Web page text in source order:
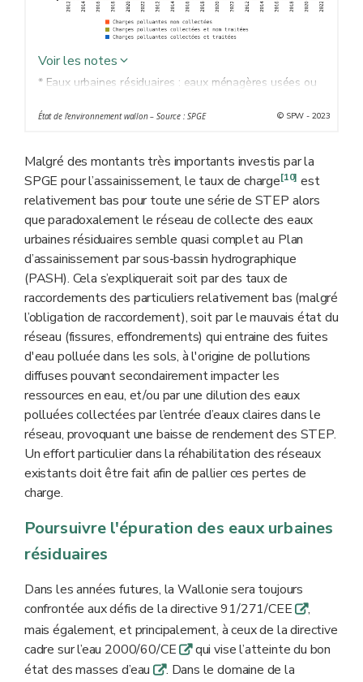
Voir les notes
* Eaux urbaines résiduaires : eaux ménagères usées ou
industrielles usées et/ou des eaux de ruissellement
*** Selon la directive 91/271/CEE
État de l'environnement wallon – Source : SPGE © SPW - 2023
Malgré des montants très importants investis par la
SPGE pour l’assainissement, le taux de charge[10] est
relativement bas pour toute une série de STEP alors
que paradoxalement le réseau de collecte des eaux
urbaines résiduaires semble quasi complet au Plan
d’assainissement par sous-bassin hydrographique
(PASH). Cela s’expliquerait soit par des taux de
raccordements des particuliers relativement bas (malgré
l’obligation de raccordement), soit par le mauvais état du
réseau (fissures, effondrements) qui entraine des fuites
d'eau polluée dans les sols, à l'origine de pollutions
diffuses pouvant secondairement impacter les
ressources en eau, et/ou par une dilution des eaux
polluées collectées par l’entrée d’eaux claires dans le
réseau, provoquant une baisse de rendement des STEP.
Un effort particulier dans la réhabilitation des réseaux
existants doit être fait afin de pallier ces pertes de
charge.
Poursuivre l'épuration des eaux urbaines
résiduaires
Dans les années futures, la Wallonie sera toujours
confrontée aux défis de la directive 91/271/CEEq,
mais également, et principalement, à ceux de la directive
cadre sur l’eau 2000/60/CEqqui vise l’atteinte du bon
état des masses d’eauq. Dans le domaine de la